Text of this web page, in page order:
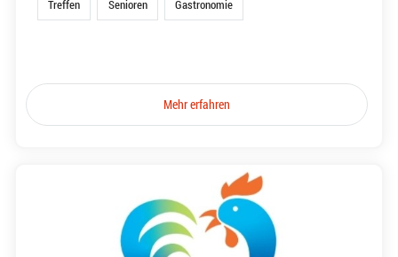
Treffen Senioren Gastronomie
Mehr erfahren